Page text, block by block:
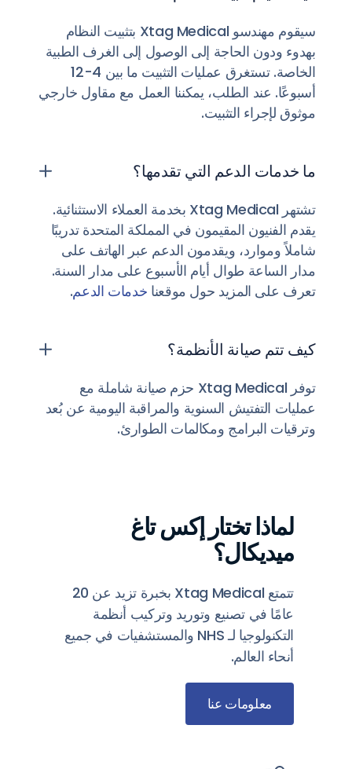
سيقوم مهندسو Xtag Medical بتثبيت النظام
بهدوء ودون الحاجة إلى الوصول إلى الغرف الطبية
الخاصة. تستغرق عمليات التثبيت ما بين 4-12
أسبوعًا. عند الطلب، يمكننا العمل مع مقاول خارجي
موثوق لإجراء التثبيت.
ما خدمات الدعم التي تقدمها؟
تشتهر Xtag Medical بخدمة العملاء الاستثنائية.
يقدم الفنيون المقيمون في المملكة المتحدة تدريبًا
شاملاً وموارد، ويقدمون الدعم عبر الهاتف على
مدار الساعة طوال أيام الأسبوع على مدار السنة.
تعرف على المزيد حول موقعنا خدمات الدعم.
كيف تتم صيانة الأنظمة؟
توفر Xtag Medical حزم صيانة شاملة مع
عمليات التفتيش السنوية والمراقبة اليومية عن بُعد
وترقيات البرامج ومكالمات الطوارئ.
لماذا تختار إكس تاغ
ميديكال؟
تتمتع Xtag Medical بخبرة تزيد عن 20
عامًا في تصنيع وتوريد وتركيب أنظمة
التكنولوجيا لـ NHS والمستشفيات في جميع
أنحاء العالم.
معلومات عنا